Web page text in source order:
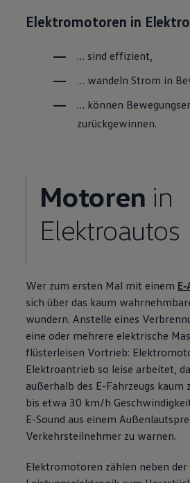
Elektromotoren in
… sind effizient,
… wandeln Strom in
… können
zurückgewinnen.
Motoren in
Elektroautos
Wer zum ersten Mal mit einem
sich über das kaum
wundern. Anstelle eines
eine oder mehrere elektrische
flüsterleisen Vortrieb:
Elektroantrieb so leise arbeitet,
außerhalb des E-Fahrzeugs
bis etwa 30 km/h
E-Sound aus einem
Verkehrsteilnehmer zu warnen.
Elektromotoren zählen neben